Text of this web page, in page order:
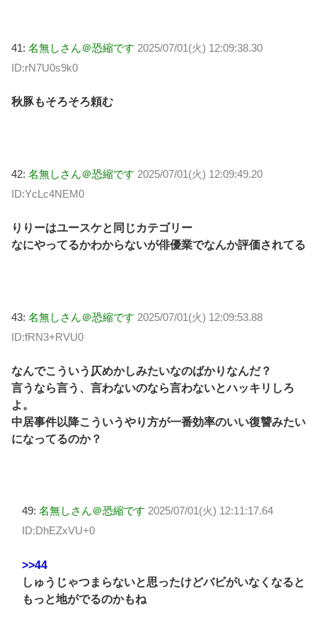
41: 名無しさん＠恐縮です 2025/07/01(火) 12:09:38.30
ID:rN7U0s9k0
秋豚もそろそろ頼む
42: 名無しさん＠恐縮です 2025/07/01(火) 12:09:49.20
ID:YcLc4NEM0
りりーはユースケと同じカテゴリー
なにやってるかわからないが俳優業でなんか評価されてる
43: 名無しさん＠恐縮です 2025/07/01(火) 12:09:53.88
ID:fRN3+RVU0
なんでこういう仄めかしみたいなのばかりなんだ？
言うなら言う、言わないのなら言わないとハッキリしろ
よ。
中居事件以降こういうやり方が一番効率のいい復讐みたい
になってるのか？
49: 名無しさん＠恐縮です 2025/07/01(火) 12:11:17.64
ID:DhEZxVU+0
>>44
しゅうじゃつまらないと思ったけどバビがいなくなると
もっと地がでるのかもね